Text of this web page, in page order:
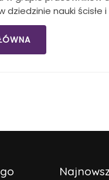
dziedzinie nauki